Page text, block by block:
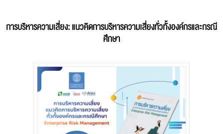
การบริหารความเสี่ยง: แนวคิดการบริหารความเสี่ยงทั่วทั้งองค์กรและกรณี
ศึกษา